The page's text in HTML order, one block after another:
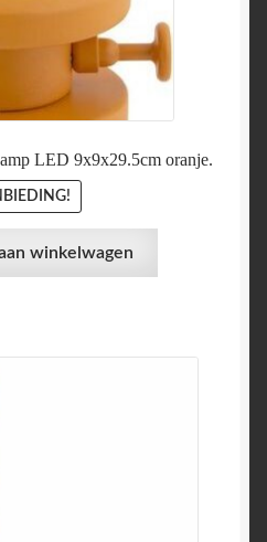
LED 9x9x29.5cm oranje.
winkelwagen